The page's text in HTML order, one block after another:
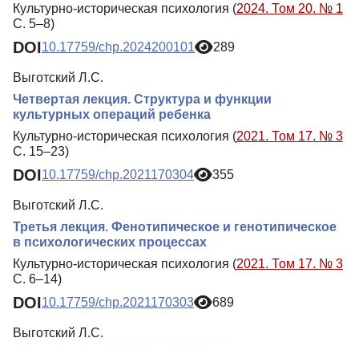
Культурно-историческая психология (2024. Том 20. № 1
С. 5–8)
DOI10.17759/chp.2024200101 289
Выготский Л.С.
Четвертая лекция. Структура и функции
культурных операций ребенка
Культурно-историческая психология (2021. Том 17. № 3
С. 15–23)
DOI10.17759/chp.2021170304 355
Выготский Л.С.
Третья лекция. Фенотипическое и генотипическое
в психологических процессах
Культурно-историческая психология (2021. Том 17. № 3
С. 6–14)
DOI10.17759/chp.2021170303 689
Выготский Л.С.